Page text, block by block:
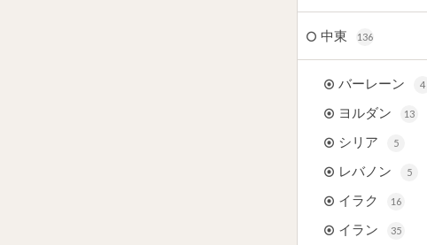
中東 136
バーレーン 4
ヨルダン 13
シリア 5
レバノン 5
イラク 16
イラン 35